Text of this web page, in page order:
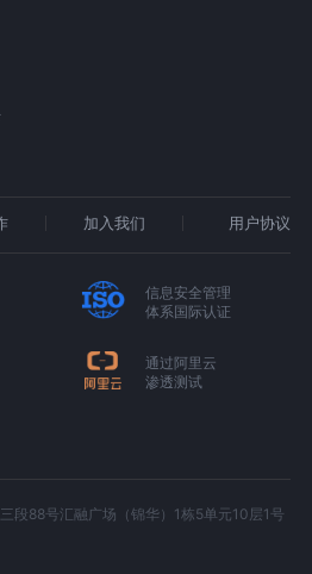
加入我们 用户协议
信息安全管理
体系国际认证
通过阿里云
渗透测试
段88号汇融广场（锦华）1栋5单元10层1号